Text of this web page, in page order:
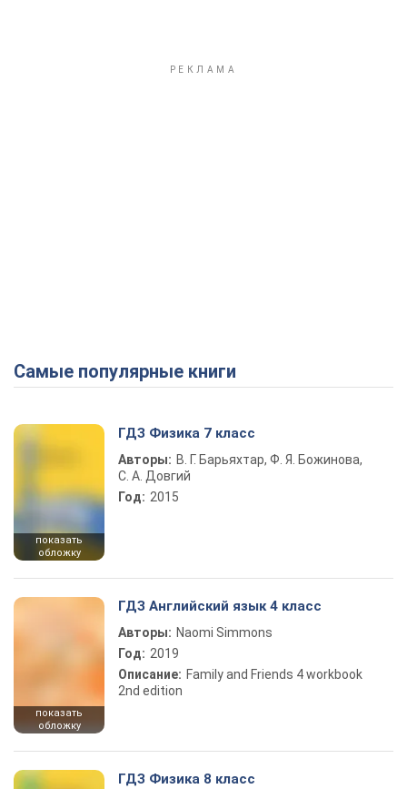
Самые популярные книги
показать
обложку
ГДЗ Физика 7 класс
Авторы: В. Г. Барьяхтар, Ф. Я. Божинова,
С. А. Довгий
Год: 2015
показать
обложку
ГДЗ Английский язык 4 класс
Авторы: Naomi Simmons
Год: 2019
Описание: Family and Friends 4 workbook
2nd edition
ГДЗ Физика 8 класс